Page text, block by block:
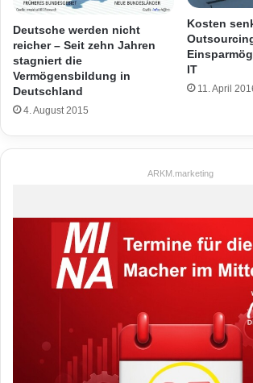
Deutsche werden nicht
reicher – Seit zehn Jahren
stagniert die
Vermögensbildung in
Deutschland
4. August 2015
Kosten
IT
11. April
ARKM.marketing